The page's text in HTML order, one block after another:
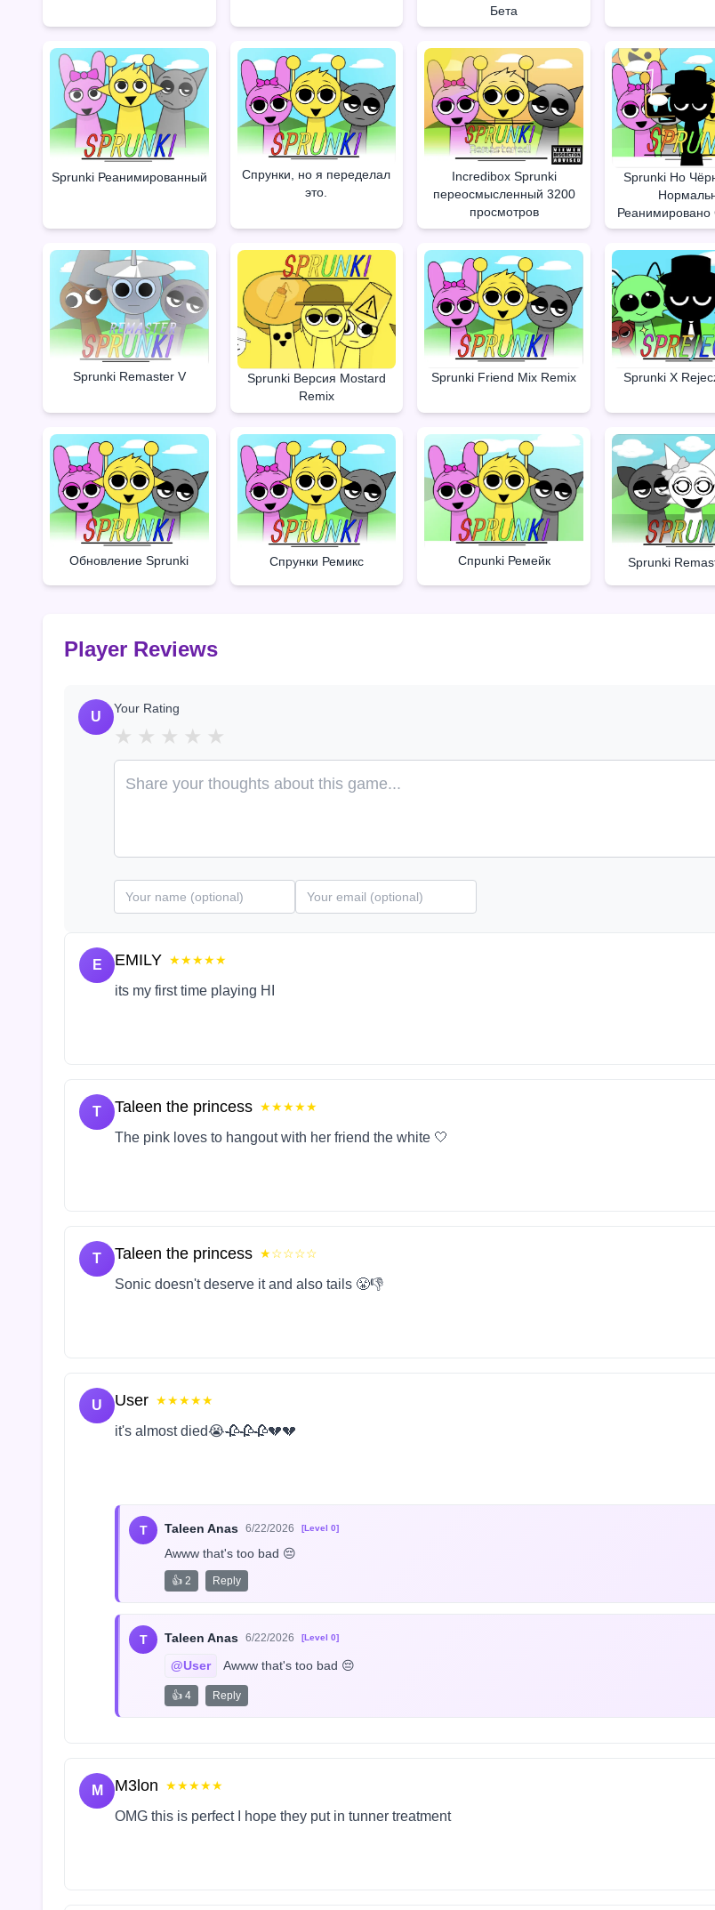
Бета
Sprunki Реанимированный
Спрунки, но я переделал
это.
Incredibox Sprunki
переосмысленный 3200
просмотров
Sprunki Но
Реанимировано
Sprunki Remaster V
Sprunki Версия Mostard
Remix
Sprunki Friend Mix Remix Sprunki X
Обновление Sprunki Спрунки Ремикс Спрunki Ремейк Sprunki
Player Reviews
U
Your Rating
★ ★ ★ ★ ★
E EMILY ★★★★★
its my first time playing HI
T Taleen the princess ★★★★★
The pink loves to hangout with her friend the white 🤍
T Taleen the princess ★☆☆☆☆
Sonic doesn't deserve it and also tails 😤👎
U User ★★★★★
it's almost died😭🥀🥀🥀💔💔
T Taleen Anas 6/22/2026 [Level 0]
Awww that's too bad 😔
👍 2 Reply
T Taleen Anas 6/22/2026 [Level 0]
@User Awww that's too bad 😔
👍 4 Reply
M M3lon ★★★★★
OMG this is perfect I hope they put in tunner treatment